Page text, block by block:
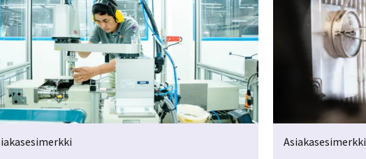
Asiakasesimerkki